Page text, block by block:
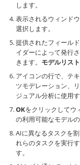
します。
表示されるウィンド
選択します。
提供されたフィール
イダーによって発行さ
きます。 モデルリス
アイコンの行で、テ
ツモデレーション、
ジュアル分析に使用
OKをクリックしてウ
の利用可能なモデル
AIに異なるタスクを
れらのタスクを実行
す。